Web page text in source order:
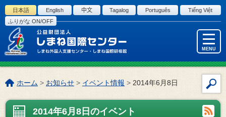
このページの本文へ
日本語 English 中文 Tagalog Português
Tiếng Việt
ふりがな ON/OFF
MENU
イ
ト
こ
の
ペ
ホーム> お知らせ> イベント情報 >2014年6月8日
2014年6月8日のイベント